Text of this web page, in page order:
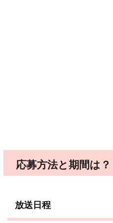
応募方法と期間は？
放送日程